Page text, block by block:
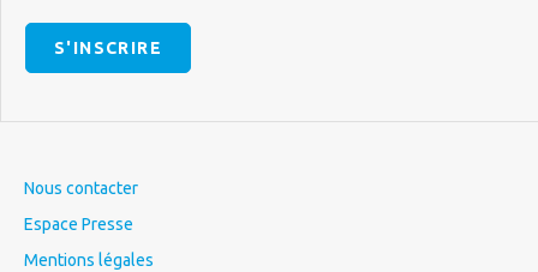
S'INSCRIRE
Nous contacter
Espace Presse
Mentions légales